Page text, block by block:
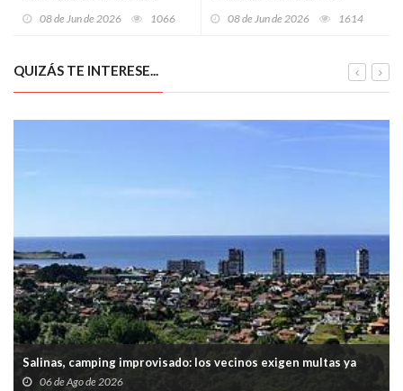
08 de Jun de 2026 1066 08 de Jun de 2026 1614
QUIZÁS TE INTERESE...
Salinas, camping improvisado: los vecinos exigen multas ya
06 de Ago de 2026